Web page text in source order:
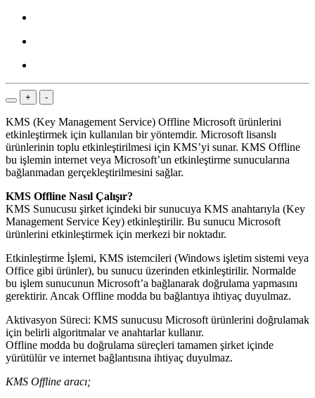
+ -
KMS (Key Management Service) Offline Microsoft ürünlerini
etkinleştirmek için kullanılan bir yöntemdir. Microsoft lisanslı
ürünlerinin toplu etkinleştirilmesi için KMS’yi sunar. KMS Offline
bu işlemin internet veya Microsoft’un etkinleştirme sunucularına
bağlanmadan gerçekleştirilmesini sağlar.
KMS Offline Nasıl Çalışır?
KMS Sunucusu şirket içindeki bir sunucuya KMS anahtarıyla (Key
Management Service Key) etkinleştirilir. Bu sunucu Microsoft
ürünlerini etkinleştirmek için merkezi bir noktadır.
Etkinleştirme İşlemi, KMS istemcileri (Windows işletim sistemi veya
Office gibi ürünler), bu sunucu üzerinden etkinleştirilir. Normalde
bu işlem sunucunun Microsoft’a bağlanarak doğrulama yapmasını
gerektirir. Ancak Offline modda bu bağlantıya ihtiyaç duyulmaz.
Aktivasyon Süreci: KMS sunucusu Microsoft ürünlerini doğrulamak
için belirli algoritmalar ve anahtarlar kullanır.
Offline modda bu doğrulama süreçleri tamamen şirket içinde
yürütülür ve internet bağlantısına ihtiyaç duyulmaz.
KMS Offline aracı;